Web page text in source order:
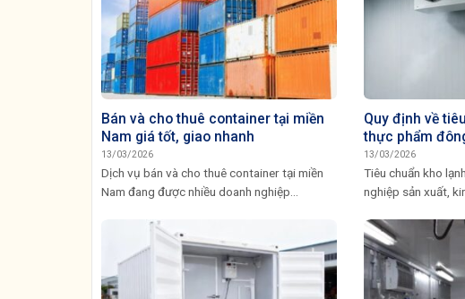
Bán và cho thuê container tại miền
Nam giá tốt, giao nhanh
13/03/2026
Dịch vụ bán và cho thuê container tại miền
Nam đang được nhiều doanh nghiệp...
Quy định về
thực phẩm
13/03/2026
Tiêu chuẩn kho
nghiệp sản xuất,